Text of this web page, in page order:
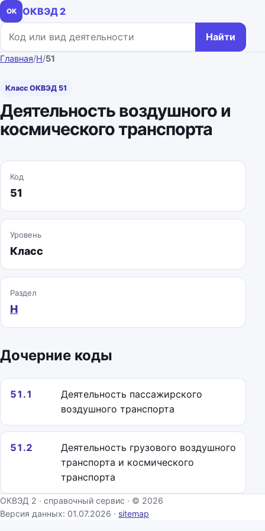
ОК
ОКВЭД 2
Поиск по коду или названию
Найти
Главная/H/51
Класс ОКВЭД 51
Деятельность воздушного и
космического транспорта
Код
51
Уровень
Класс
Раздел
H
Дочерние коды
51.1
Деятельность пассажирского
воздушного транспорта
51.2
Деятельность грузового воздушного
транспорта и космического
транспорта
ОКВЭД 2 · справочный сервис · © 2026
Версия данных: 01.07.2026 · sitemap